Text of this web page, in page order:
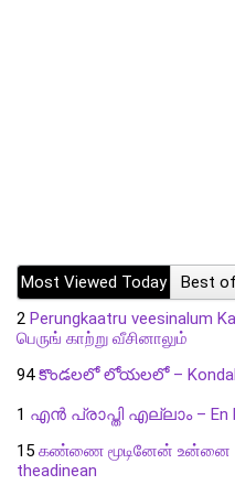
Most Viewed Today Best
2 Perungkaatru veesinalum
பெருங் காற்று வீசினாலும்
94 కొండలలో లోయలలో –
1 എൻ പ്രാപ്തി എല്ലാം – En
15 கண்ணை மூடினேன் உன்னை –
theadinean